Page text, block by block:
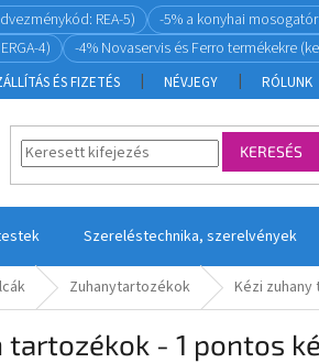
REA-5)
-5% a konyhai
4)
-4% Novaservis és Ferro termékekre
ÉS FIZETÉS NÉVJEGY RÓLUNK
KERESÉS
Szereléstechnika, szerelvények
Zuhanytartozékok Kézi
tartozékok - 1 pontos